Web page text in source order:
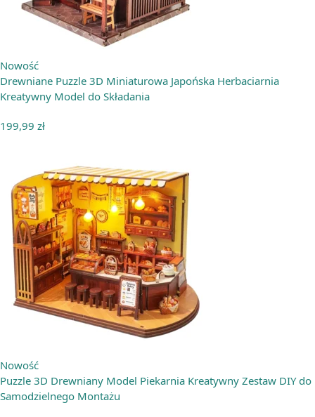
Nowość
Drewniane Puzzle 3D Miniaturowa Japońska Herbaciarnia
Kreatywny Model do Składania
199,99 zł
Nowość
Puzzle 3D Drewniany Model Piekarnia Kreatywny Zestaw DIY do
Samodzielnego Montażu